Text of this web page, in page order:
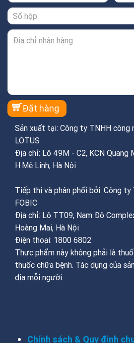
Sản xuất tại: Công ty TNHH công
LOTUS
Địa chỉ: Lô 49M - C2, KCN Quang
H.Mê Linh, Hà Nội
Tiếp thị và phân phối bởi: Công
FOBIC
Địa chỉ: Lô TT09, Nam Đô
Hoàng Mai, Hà Nội
Điện thoại: 1800 6802
Thực phẩm này không phải là
thuốc chữa bệnh. Tác dụng của
địa mỗi người.
Chính sách & Quy định